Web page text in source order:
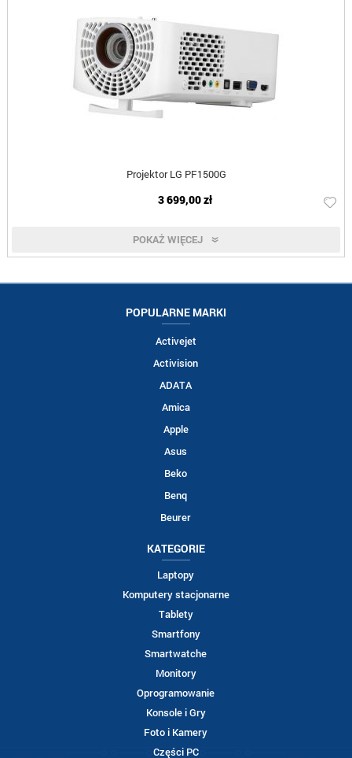
Projektor LG PF1500G
3 699,00 zł
POKAŻ WIĘCEJ
POPULARNE MARKI
Activejet
Activision
ADATA
Amica
Apple
Asus
Beko
Benq
Beurer
KATEGORIE
Laptopy
Komputery stacjonarne
Tablety
Smartfony
Smartwatche
Monitory
Oprogramowanie
Konsole i Gry
Foto i Kamery
Części PC